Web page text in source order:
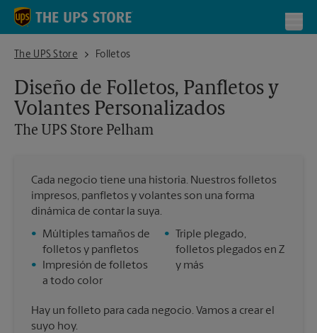
Skip to content
Return to Nav
The UPS Store
The UPS Store PelhamFolletos
Diseño de Folletos, Panfletos y
Volantes Personalizados
The UPS Store Pelham
Cada negocio tiene una historia. Nuestros folletos
impresos, panfletos y volantes son una forma
dinámica de contar la suya.
•
Múltiples tamaños de
folletos y panfletos
•
Impresión de folletos
a todo color
•
Triple plegado,
folletos plegados en Z
y más
Hay un folleto para cada negocio. Vamos a crear el
suyo hoy.